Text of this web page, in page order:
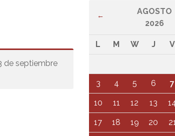
de septiembre
←
AGOSTO
2026
L M W J V
3 4 5 6 7
10 11 12 13
17 18 19 20